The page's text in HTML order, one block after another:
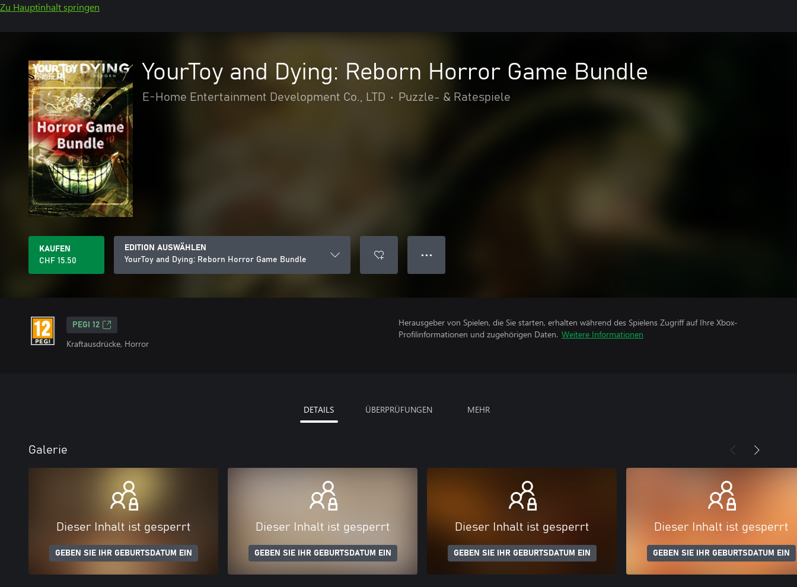
Zu Hauptinhalt springen
YourToy and Dying: Reborn Horror Game Bundle
E-Home Entertainment Development Co., LTD • Puzzle- & Ratespiele
KAUFEN
CHF 15.50
EDITION AUSWÄHLEN
YourToy and Dying: Reborn Horror Game Bundle
● ● ●
PEGI 12
Kraftausdrücke, Horror
Herausgeber von Spielen, die Sie starten, erhalten während des Spielens Zugriff auf Ihre Xbox-
Profilinformationen und zugehörigen Daten. Weitere Informationen
DETAILS ÜBERPRÜFUNGEN MEHR
Galerie
Dieser Inhalt ist gesperrt
GEBEN SIE IHR GEBURTSDATUM EIN
Dieser Inhalt ist gesperrt
GEBEN SIE IHR GEBURTSDATUM EIN
Dieser Inhalt ist gesperrt
GEBEN SIE IHR GEBURTSDATUM EIN
Dieser Inhalt ist gesperrt
GEBEN SIE IHR GEBURTSDATUM EIN